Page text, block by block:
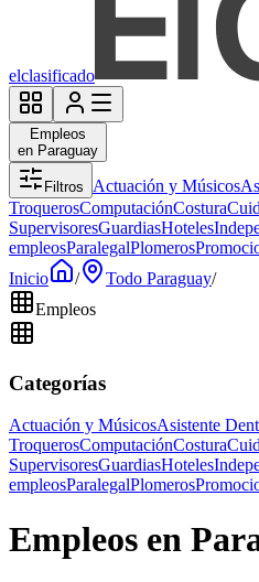
elclasificado
Empleos
en Paraguay
Filtros Actuación y Músicos
TroquerosComputaciónCostura
SupervisoresGuardiasHoteles
empleosParalegalPlomeros
Inicio
/ Todo Paraguay/
Empleos
Categorías
Actuación y MúsicosAsistente
TroquerosComputaciónCostura
SupervisoresGuardiasHoteles
empleosParalegalPlomeros
Empleos en